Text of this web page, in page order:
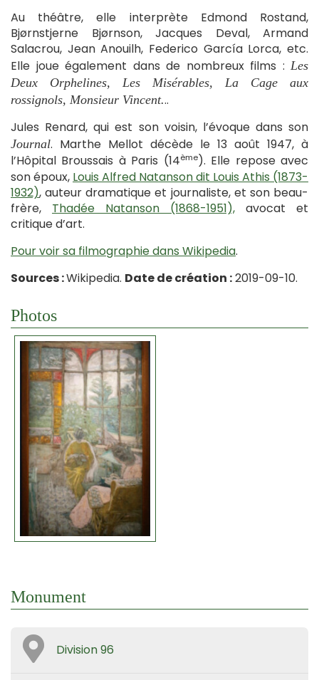
Au théâtre, elle interprète Edmond Rostand,
Bjørnstjerne Bjørnson, Jacques Deval, Armand
Salacrou, Jean Anouilh, Federico García Lorca, etc.
Elle joue également dans de nombreux films : Les
Deux Orphelines, Les Misérables, La Cage aux
rossignols, Monsieur Vincent...
Jules Renard, qui est son voisin, l’évoque dans son
Journal. Marthe Mellot décède le 13 août 1947, à
l’Hôpital Broussais à Paris (14ème). Elle repose avec
son époux, Louis Alfred Natanson dit Louis Athis (1873-
1932), auteur dramatique et journaliste, et son beau-
frère, Thadée Natanson (1868-1951), avocat et
critique d’art.
Pour voir sa filmographie dans Wikipedia.
Sources :Wikipedia. Date de création :2019-09-10.
Photos
Monument
Division 96